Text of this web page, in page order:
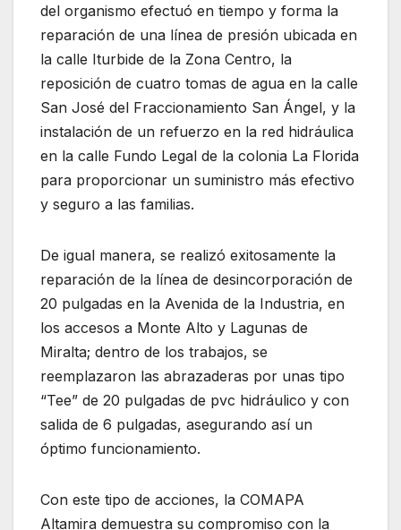
del organismo efectuó en tiempo y forma la
reparación de una línea de presión ubicada en
la calle Iturbide de la Zona Centro, la
reposición de cuatro tomas de agua en la calle
San José del Fraccionamiento San Ángel, y la
instalación de un refuerzo en la red hidráulica
en la calle Fundo Legal de la colonia La Florida
para proporcionar un suministro más efectivo
y seguro a las familias.
De igual manera, se realizó exitosamente la
reparación de la línea de desincorporación de
20 pulgadas en la Avenida de la Industria, en
los accesos a Monte Alto y Lagunas de
Miralta; dentro de los trabajos, se
reemplazaron las abrazaderas por unas tipo
“Tee” de 20 pulgadas de pvc hidráulico y con
salida de 6 pulgadas, asegurando así un
óptimo funcionamiento.
Con este tipo de acciones, la COMAPA
Altamira demuestra su compromiso con la